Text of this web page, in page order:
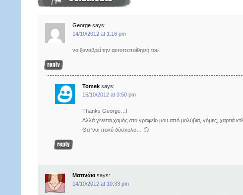
George says:
14/10/2012 at 1:16 pm
να ξαναβρεί την αυτοπεποίθησή του
Tomek says:
15/10/2012 at 3:50 pm
Thanks George…!
Αλλά γίνεται χαμός στο γραφείο μου από μολύβια, γόμες, χαρτιά
Θα ‘ναι πολύ δύσκολο… 😉
Mατινάκι says:
14/10/2012 at 10:33 pm